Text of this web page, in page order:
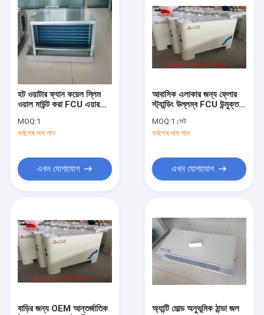
পণ্য
আমাদের সম্পর্কে
কারখানা ভ্রমণ
হট ওয়াটার ফ্যান কয়েল স্লিম
ওয়াল মাউন্ট করা FCU এয়ার
MOQ:1
সর্বশেষ দাম পান
এখন যোগাযোগ
আবাসিক এলাকার জন্য ফ্লোর
স্ট্যান্ডিং উল্লম্ব FCU উন্মুক্ত
MOQ:1 সেট
সর্বশেষ দাম পান
এখন যোগাযোগ
বাড়ির জন্য OEM আন্তর্জাতিক
অ্যান্টি মোল্ড অনুভূমিক ঠান্ডা জল